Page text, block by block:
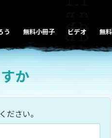
う 無料小冊子 ビデオ 無
か
ださい。